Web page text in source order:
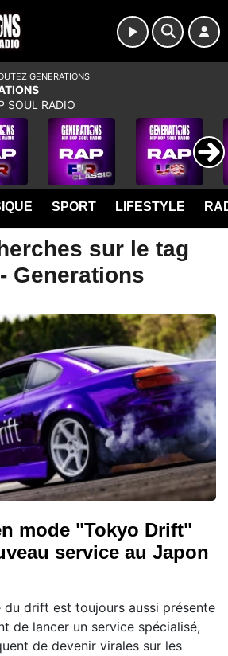
SPORT LIFESTYLE
sur le tag
Generations
mode "Tokyo Drift"
service au Japon
drift est toujours aussi présente
de lancer un service spécialisé,
de devenir virales sur les
GENERATIONS
SOUL RADIO